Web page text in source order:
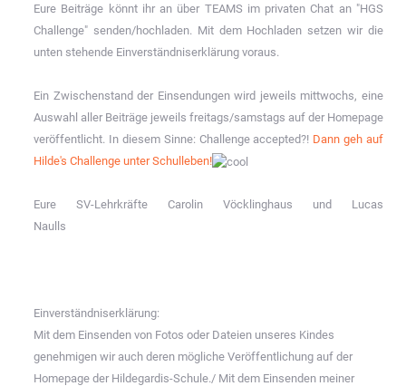
Eure Beiträge könnt ihr an über TEAMS im privaten Chat an "HGS
Challenge" senden/hochladen. Mit dem Hochladen setzen wir die
unten stehende Einverständniserklärung voraus.
Ein Zwischenstand der Einsendungen wird jeweils mittwochs, eine
Auswahl aller Beiträge jeweils freitags/samstags auf der Homepage
veröffentlicht. In diesem Sinne: Challenge accepted?! Dann geh auf
Hilde's Challenge unter Schulleben!
Eure SV-Lehrkräfte Carolin Vöcklinghaus und Lucas
Naulls
Einverständniserklärung:
Mit dem Einsenden von Fotos oder Dateien unseres Kindes
genehmigen wir auch deren mögliche Veröffentlichung auf der
Homepage der Hildegardis-Schule./ Mit dem Einsenden meiner